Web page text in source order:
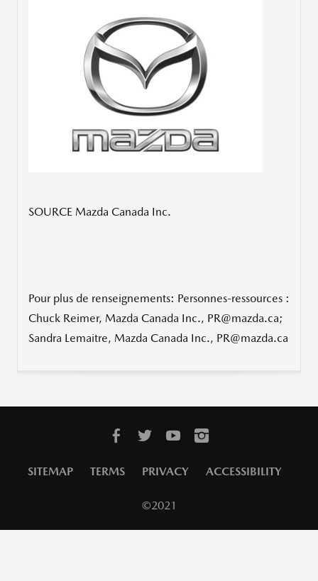
SOURCE Mazda Canada Inc.
Pour plus de renseignements: Personnes-ressources :
Chuck Reimer, Mazda Canada Inc., PR@mazda.ca;
Sandra Lemaitre, Mazda Canada Inc., PR@mazda.ca
SITEMAP TERMS PRIVACY ACCESSIBILITY
©2021